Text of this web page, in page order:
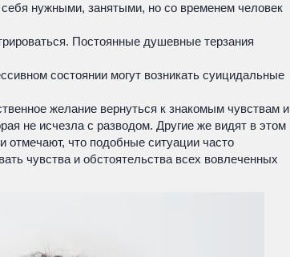
нужными, занятыми, но со временем человек
Постоянные душевные терзания
состоянии могут возникать суицидальные
желание вернуться к знакомым чувствам и
не исчезла с разводом. Другие же видят в этом
отмечают, что подобные ситуации часто
чувства и обстоятельства всех вовлеченных